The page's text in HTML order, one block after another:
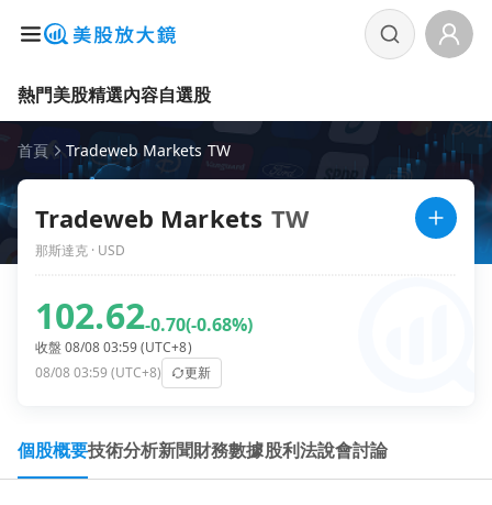
熱門美股精選內容自選股
首頁 Tradeweb Markets TW
Tradeweb Markets TW
那斯達克 · USD
102.62-0.70(-0.68%)
收盤 08/08 03:59 (UTC+8)
08/08 03:59 (UTC+8)
更新
個股概要技術分析新聞財務數據股利法說會討論